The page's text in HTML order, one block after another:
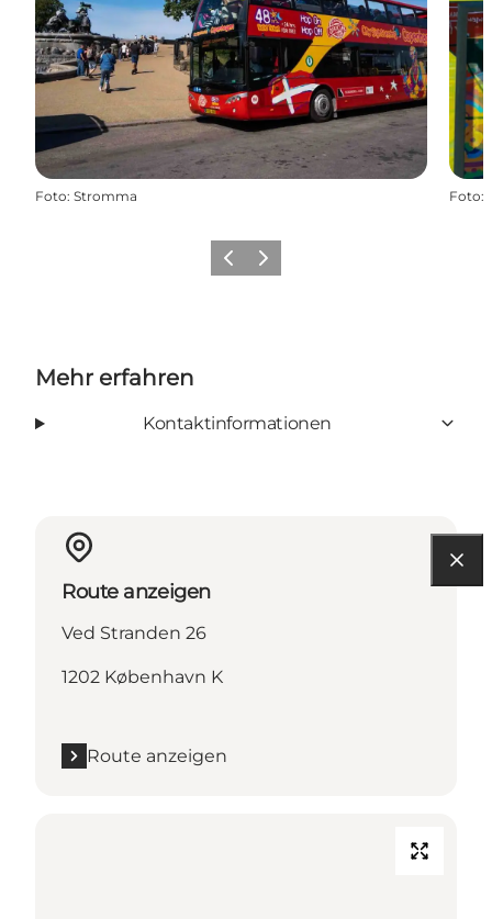
Foto: Stromma Foto:
ZurückWeiter
Mehr erfahren
Kontaktinformationen
Route anzeigen
Ved Stranden 26
1202 København K
Route anzeigen